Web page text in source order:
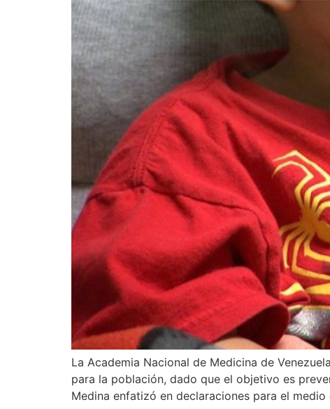
La Academia Nacional de Medicina de
para la población, dado que el objetivo es
Medina enfatizó en declaraciones para el